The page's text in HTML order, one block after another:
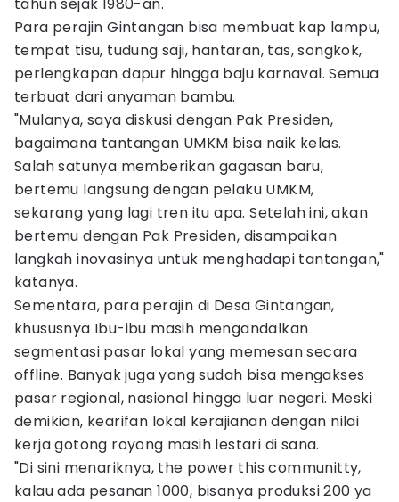
Para perajin Gintangan bisa membuat kap lampu,
tempat tisu, tudung saji, hantaran, tas, songkok,
perlengkapan dapur hingga baju karnaval. Semua
terbuat dari anyaman bambu.
"Mulanya, saya diskusi dengan Pak Presiden,
bagaimana tantangan UMKM bisa naik kelas.
Salah satunya memberikan gagasan baru,
bertemu langsung dengan pelaku UMKM,
sekarang yang lagi tren itu apa. Setelah ini, akan
bertemu dengan Pak Presiden, disampaikan
langkah inovasinya untuk menghadapi tantangan,"
katanya.
Sementara, para perajin di Desa Gintangan,
khususnya Ibu-ibu masih mengandalkan
segmentasi pasar lokal yang memesan secara
offline. Banyak juga yang sudah bisa mengakses
pasar regional, nasional hingga luar negeri. Meski
demikian, kearifan lokal kerajianan dengan nilai
kerja gotong royong masih lestari di sana.
"Di sini menariknya, the power this communitty,
kalau ada pesanan 1000, bisanya produksi 200 ya